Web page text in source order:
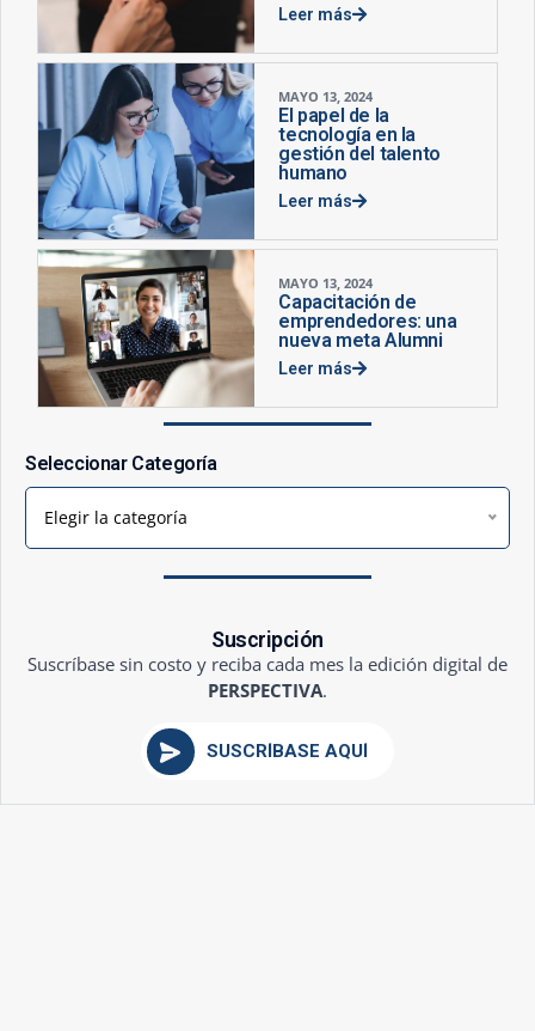
Leer más
MAYO 13, 2024
El papel de la
tecnología en la
gestión del talento
humano
Leer más
MAYO 13, 2024
Capacitación de
emprendedores: una
nueva meta Alumni
Leer más
Seleccionar Categoría
Elegir la categoría
Suscripción
Suscríbase sin costo y reciba cada mes la edición digital de
PERSPECTIVA.
SUSCRÍBASE AQUÍ